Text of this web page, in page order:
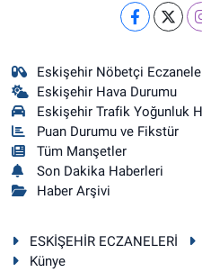
Eskişehir Nöbetçi
Eskişehir Hava Durumu
Eskişehir Trafik Yoğunluk
Puan Durumu ve Fikstür
Tüm Manşetler
Son Dakika Haberleri
Haber Arşivi
ESKİŞEHİR ECZANELERİ
Künye